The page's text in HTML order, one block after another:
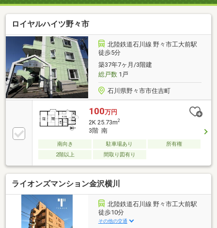
ロイヤルハイツ野々市
北陸鉄道石川線 野々市工大前駅
徒歩5分
築37年7ヶ月/3階建
総戸数1戸
石川県野々市市住吉町
100万円
2K 25.73m2
3階 南
南向き 駐車場あり
所有権
2階以上
間取り図有り
ライオンズマンション金沢横川
北陸鉄道石川線 野々市工大前駅
徒歩10分
その他の交通